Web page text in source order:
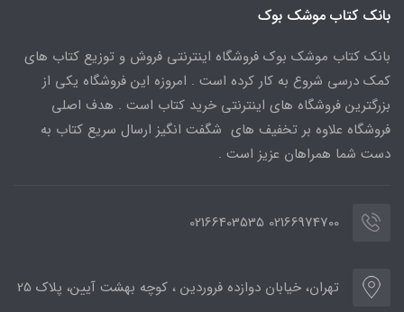
بانک کتاب موشک بوک
بانک کتاب موشک بوک فروشگاه اینترنتی فروش و توزیع کتاب های
کمک درسی شروع به کار کرده است . امروزه این فروشگاه یکی از
بزرگترین فروشگاه های اینترنتی خرید کتاب است . هدف اصلی
فروشگاه علاوه بر تخفیف های شگفت انگیز ارسال سریع کتاب به
دست شما همراهان عزیز است .
02166974700 02166403535
تهران، خیابان دوازده فروردین ، کوچه بهشت آیین، پلاک 25